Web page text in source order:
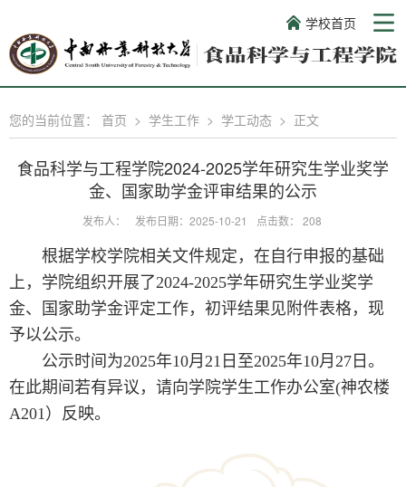
学校首页
您的当前位置： 首页 > 学生工作 > 学工动态 > 正文
食品科学与工程学院2024-2025学年研究生学业奖学
金、国家助学金评审结果的公示
发布人： 发布日期：2025-10-21 点击数： 208
根据学校学院相关文件规定，在自行申报的基础
上，学院组织开展了2024-2025学年研究生学业奖学
金、国家助学金评定工作，初评结果见附件表格，现
予以公示。
公示时间为2025年10月21日至2025年10月27日。
在此期间若有异议，请向学院学生工作办公室(神农楼
A201）反映。